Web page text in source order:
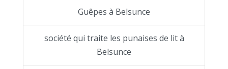
Guêpes à Belsunce
société qui traite les punaises de lit à
Belsunce